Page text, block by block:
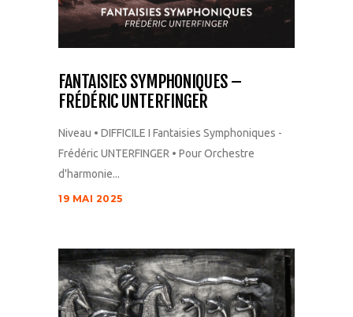
FANTAISIES SYMPHONIQUES –
FRÉDÉRIC UNTERFINGER
Niveau • DIFFICILE I Fantaisies Symphoniques -
Frédéric UNTERFINGER • Pour Orchestre
d'harmonie...
19 MAI 2025